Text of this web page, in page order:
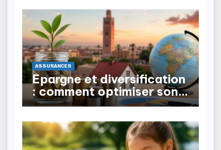
ASSURANCES
Épargne et diversification
: comment optimiser son
patrimoine au Maroc ?